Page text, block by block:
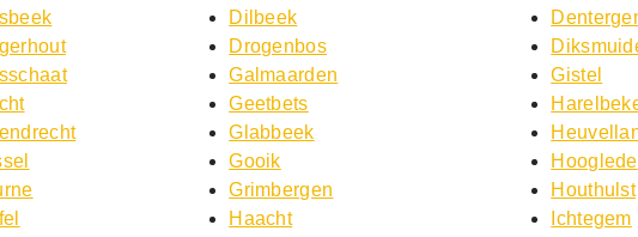
Dilbeek
Drogenbos
Galmaarden
Geetbets
Glabbeek
Gooik
Grimbergen
Haacht
Gistel
Hooglede
Houthulst
Ichtegem